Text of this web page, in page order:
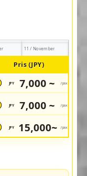
11 / November
Pris (JPY)
JPY 7,000 ~ /pax
JPY 7,000 ~ /pax
JPY 15,000~ /pax